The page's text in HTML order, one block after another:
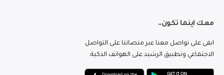
معك اينما تكون..
ابقى على تواصل معنا عبر منصاتنا على التواصل
الاجتماعي وتطبيق الرشيد على الهواتف الذكية.